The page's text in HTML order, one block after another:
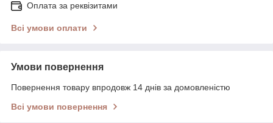
Оплата за реквізитами
Всі умови оплати
Умови повернення
Повернення товару впродовж 14 днів за домовленістю
Всі умови повернення